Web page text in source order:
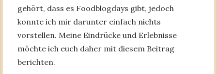
gehört, dass es Foodblogdays gibt, jedoch
konnte ich mir darunter einfach nichts
vorstellen. Meine Eindrücke und Erlebnisse
möchte ich euch daher mit diesem Beitrag
berichten.